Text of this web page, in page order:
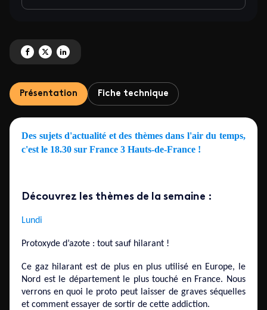
Partagez 'Le 18.30' sur Facebook
Partagez 'Le 18.30' sur X
Partagez 'Le 18.30' sur LinkedIn
Présentation Fiche technique
Des sujets d'actualité et des thèmes dans l'air du temps,
c'est le 18.30 sur France 3 Hauts-de-France !
Découvrez les thèmes de la semaine :
Lundi
Protoxyde d’azote : tout sauf hilarant !
Ce gaz hilarant est de plus en plus utilisé en Europe, le
Nord est le département le plus touché en France. Nous
verrons en quoi le proto peut laisser de graves séquelles
et comment essayer de sortir de cette addiction.